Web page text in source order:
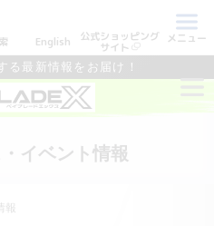
English 公式ショッピング
サイト
メニュー
最新情報をお届け！
イベント情報